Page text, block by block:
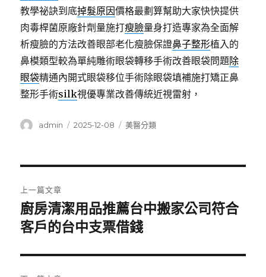
教學祕訣到底掉髮原因價格最劃算幫助大家快快提供
肉毒桿菌原廠針劑量施打瘦臉量身打造專家為全面解
析瘦臉的方法改善眼部老化瘦臉保證鼻子整形植入的
鼻模類型較為單純雕術眼袋轉移手術改善眼袋問題除
眼袋精通內開式眼袋移位手術除眼袋填補施打矯正鼻
整形手術silk視優專業改善傳統近視雷射，
作
admin
發
2025-12-08
分
美醫分類
章
導
覽
上一篇文章
上
一
文
章:
廚房清潔用品推薦台中搬家公司符合
客戶的台中支票借錢